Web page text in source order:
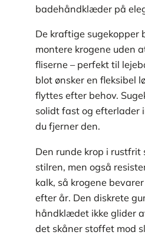
badehåndklæder på
De kraftige sugekopper
montere krogene uden
fliserne – perfekt til
blot ønsker en fleksibel
flyttes efter behov.
solidt fast og efterlader
du fjerner den.
Den runde krop i rustfrit
stilren, men også
kalk, så krogene
efter år. Den diskrete
håndklædet ikke glider
det skåner stoffet mod